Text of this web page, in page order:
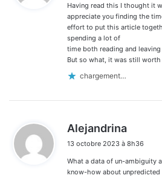
:
Having read this I thought it
appreciate you finding the
effort to put this article
spending a lot of
time both reading and
But so what, it was still worth
chargement…
Alejandrina
t
:
13 octobre 2023 à 8h36
What a data of un-ambiguity
know-how about unpredicted